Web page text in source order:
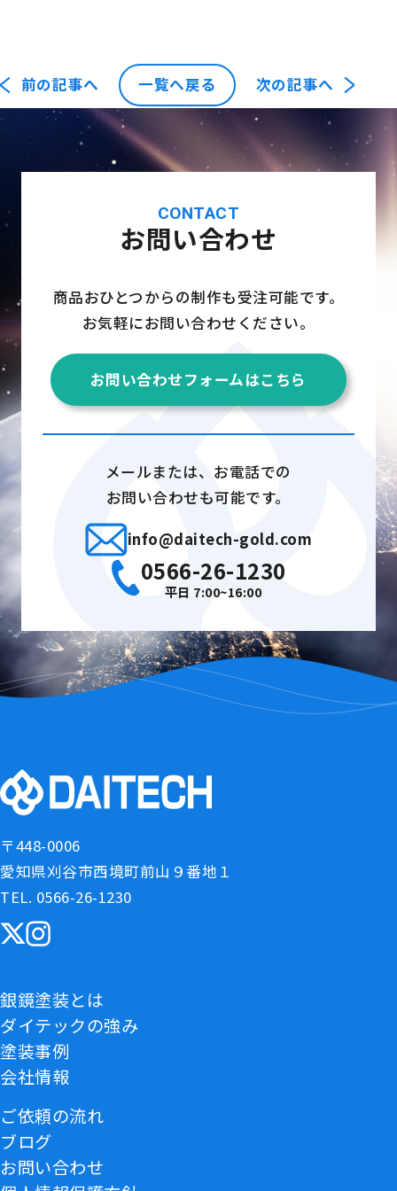
前の記事へ 一覧へ戻る 次の記事へ
CONTACT
お問い合わせ
商品おひとつからの制作も受注可能です。
お気軽にお問い合わせください。
お問い合わせフォームはこちら
メールまたは、お電話での
お問い合わせも可能です。
info@daitech-gold.com
0566-26-1230
平日 7:00~16:00
〒448-0006
愛知県刈谷市西境町前山９番地１
TEL. 0566-26-1230
銀鏡塗装とは
ダイテックの強み
塗装事例
会社情報
ご依頼の流れ
ブログ
お問い合わせ